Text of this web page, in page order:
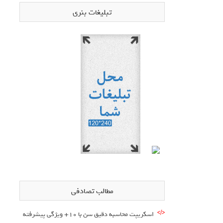
تبلیغات بنری
مطالب تصادفی
اسکریپت محاسبه دقیق سن با 10+ ویژگی پیشرفته